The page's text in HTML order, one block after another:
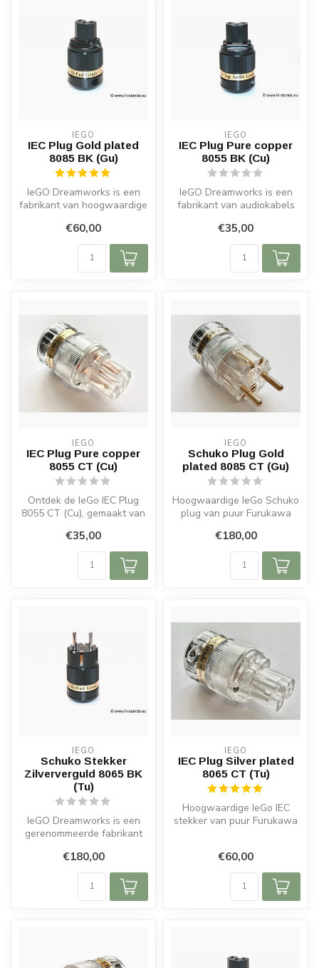
IEGO
IEC Plug Gold plated
8085 BK (Gu)
IeGO Dreamworks is een
fabrikant van hoogwaardige
connector...
€60,00
IEGO
IEC Plug Pure copper
8055 BK (Cu)
IeGO Dreamworks is een
fabrikant van audiokabels
audiofiele k...
€35,00
IEGO
IEC Plug Pure copper
8055 CT (Cu)
Ontdek de IeGo IEC Plug
8055 CT (Cu), gemaakt van
koper. Wa...
€35,00
IEGO
Schuko Plug Gold
plated 8085 CT (Gu)
Hoogwaardige IeGo Schuko
plug van puur Furukawa
Zorgt vo...
€180,00
IEGO
Schuko Stekker
Zilververguld 8065 BK
(Tu)
IeGO Dreamworks is een
gerenommeerde fabrikant
connectoren va...
€180,00
IEGO
IEC Plug Silver plated
8065 CT (Tu)
Hoogwaardige IeGo IEC
stekker van puur Furukawa
€60,00